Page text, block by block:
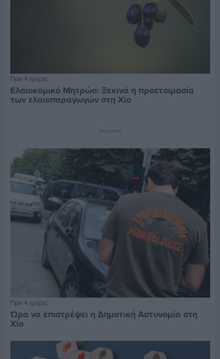
Πριν 4 ημέρες
Ελαιοκομικό Μητρώο: Ξεκινά η προετοιμασία
των ελαιοπαραγωγών στη Χίο
Διαφήμιση
Πριν 4 ημέρες
Ώρα να επιστρέψει η Δημοτική Αστυνομία στη
Χίο